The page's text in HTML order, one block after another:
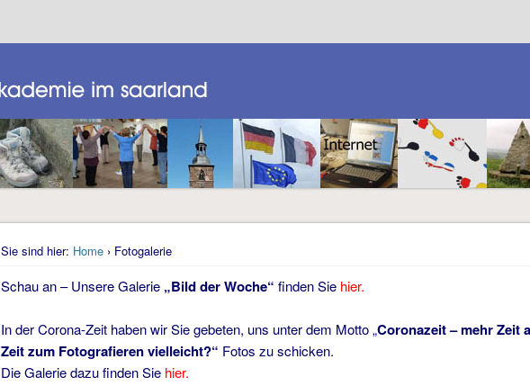
Sie sind hier: Home › Fotogalerie
Schau an – Unsere Galerie „Bild der Woche“ finden Sie hier.
In der Corona-Zeit haben wir Sie gebeten, uns unter dem Motto „Coronazeit – mehr Zeit
Zeit zum Fotografieren vielleicht?“ Fotos zu schicken.
Die Galerie dazu finden Sie hier.